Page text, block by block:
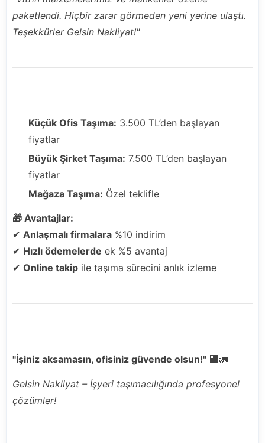
paketlendi. Hiçbir zarar görmeden yeni yerine ulaştı.
Teşekkürler Gelsin Nakliyat!"
Küçük Ofis Taşıma: 3.500 TL’den başlayan
fiyatlar
Büyük Şirket Taşıma: 7.500 TL’den başlayan
fiyatlar
Mağaza Taşıma: Özel teklifle
🎁 Avantajlar:
✔ Anlaşmalı firmalara %10 indirim
✔ Hızlı ödemelerde ek %5 avantaj
✔ Online takip ile taşıma sürecini anlık izleme
"İşiniz aksamasın, ofisiniz güvende olsun!" 🏢🚛
Gelsin Nakliyat – İşyeri taşımacılığında profesyonel
çözümler!